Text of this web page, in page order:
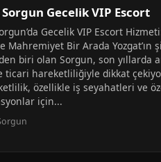
Gecelik VIP Escort
Gecelik VIP Escort
Mahremiyet Bir Arada Yozgat’ın
biri olan Sorgun, son yıllarda
ticari hareketliliğiyle dikkat
özellikle iş seyahatleri ve
için...